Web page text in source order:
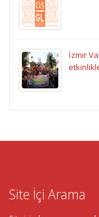
İzmir
Site İçi Arama